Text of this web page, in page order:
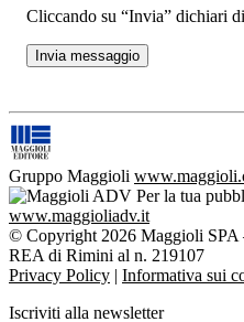
Cliccando su “Invia” dichiari
Gruppo Maggioli
Per la tua
www.maggioliadv.it
© Copyright 2026 Maggioli SPA
REA di Rimini al n. 219107
Privacy Policy | Informativa sui
Iscriviti alla newsletter